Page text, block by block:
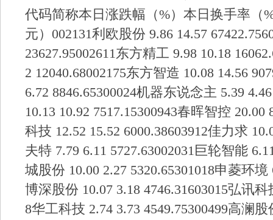
代码简称本日涨跌幅（%）本日换手率（
元）002131利欧股份 9.86 14.57
23627.95002611东方精工 9.98 10.18
2 12040.68002175东方智造 10.08 14.56
6.72 8846.65300024机器东说念主 5.39
10.13 10.92 7517.15300943春晖智控 20.00
科技 12.52 15.52 6000.38603912佳力求
夫特 7.79 6.11 5727.63002031巨轮智能
城股份 10.00 2.27 5320.65301018申菱环境
博深股份 10.07 3.18 4746.31603015弘讯科
8华工科技 2.74 3.73 4549.75300499高澜股